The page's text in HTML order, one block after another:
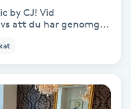
by CJ! Vid
att du har genomg...